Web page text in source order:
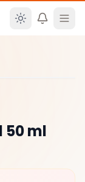
50 ml